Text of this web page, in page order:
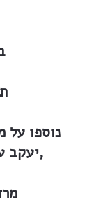
נוספו על
יעקב עוד שתי משפחות,